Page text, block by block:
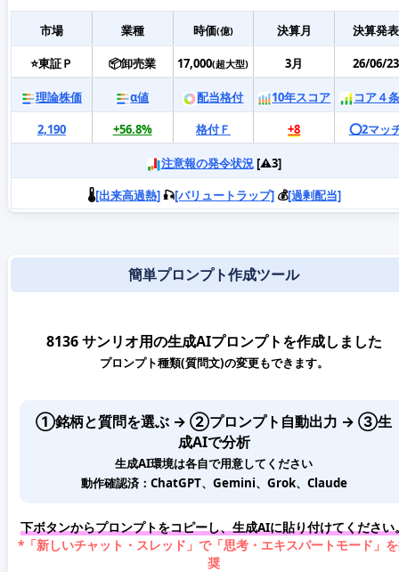
市場 業種 時価(億) 決算月 決算発表
⭐東証Ｐ 📦卸売業 17,000(超大型) 3月 26/06/23
理論株価 α値 配当格付 10年スコア
コア４
2,190
+56.8% 格付Ｆ +8 ⭕️2マッ
注意報の発令状況[⚠️3]
🌡️[出来高過熱]🎣[バリュートラップ]💰[過剰配当]
簡単プロンプト作成ツール
8136 サンリオ用の生成AIプロンプトを作成しました
プロンプト種類(質問文)の変更もできます。
①銘柄と質問を選ぶ → ②プロンプト自動出力 → ③生
成AIで分析
生成AI環境は各自で用意してください
動作確認済：ChatGPT、Gemini、Grok、Claude
下ボタンからプロンプトをコピーし、生成AIに貼り付けてください
*「新しいチャット・スレッド」で「思考・エキスパートモード」
奨